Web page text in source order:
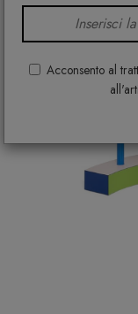
Acconsento al